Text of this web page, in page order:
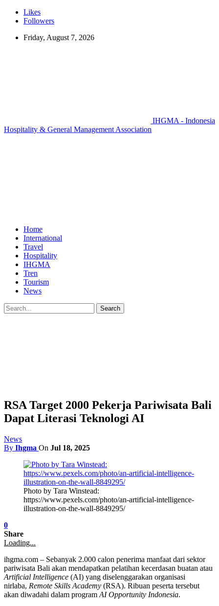
Likes
Followers
Friday, August 7, 2026
IHGMA - Indonesia
Hospitality & General Management Association
Home
International
Travel
Hospitality
IHGMA
Tren
Tourism
News
RSA Target 2000 Pekerja Pariwisata Bali
Dapat Literasi Teknologi AI
News
By Ihgma On Jul 18, 2025
Photo by Tara Winstead:
https://www.pexels.com/photo/an-artificial-intelligence-
illustration-on-the-wall-8849295/
0
Share
Loading...
ihgma.com – Sebanyak 2.000 calon penerima manfaat dari sektor
pariwisata Bali akan mendapatkan pelatihan kecerdasan buatan atau
Artificial Intelligence (AI) yang diselenggarakan organisasi
nirlaba, Remote Skills Academy (RSA). Ribuan peserta tersebut
akan diwadahi dalam program AI Opportunity Indonesia.